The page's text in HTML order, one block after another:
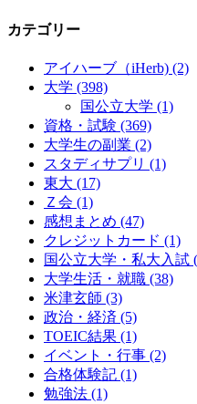
カテゴリー
アイハーブ（iHerb) (2)
大学 (398)
国公立大学 (1)
資格・試験 (369)
大学生の副業 (2)
スタディサプリ (1)
東大 (17)
Ｚ会 (1)
感想まとめ (47)
クレジットカード (1)
国公立大学・私大入試
大学生活・就職 (38)
米津玄師 (3)
政治・経済 (5)
TOEIC結果 (1)
イベント・行事 (2)
合格体験記 (1)
勉強法 (1)